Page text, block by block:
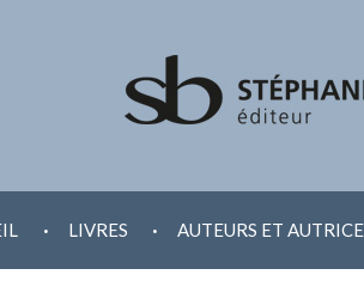
. LIVRES . AUTEURS ET